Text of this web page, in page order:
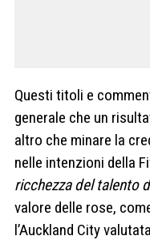
Questi titoli e
generale che un
altro che minare la
nelle intenzioni della
ricchezza del talento
valore delle rose,
l’Auckland City